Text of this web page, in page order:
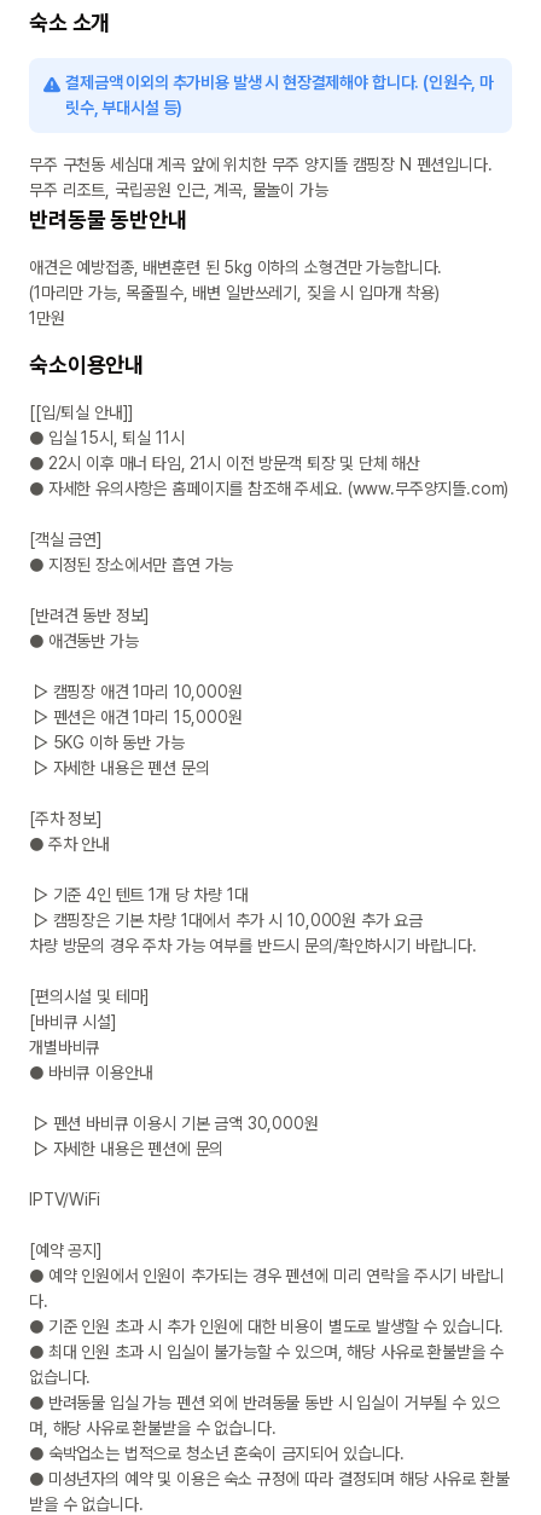
숙소 소개
결제금액 이외의 추가비용 발생 시 현장결제해야 합니다. (인원수, 마
릿수, 부대시설 등)
무주 구천동 세심대 계곡 앞에 위치한 무주 양지뜰 캠핑장 N 펜션입니다.
무주 리조트, 국립공원 인근, 계곡, 물놀이 가능
반려동물 동반안내
애견은 예방접종, 배변훈련 된 5kg 이하의 소형견만 가능합니다.
(1마리만 가능, 목줄필수, 배변 일반쓰레기, 짖을 시 입마개 착용)
1만원
숙소이용안내
[[입/퇴실 안내]]
● 입실 15시, 퇴실 11시
● 22시 이후 매너 타임, 21시 이전 방문객 퇴장 및 단체 해산
● 자세한 유의사항은 홈페이지를 참조해 주세요. (www.무주양지뜰.com)
[객실 금연]
● 지정된 장소에서만 흡연 가능
[반려견 동반 정보]
● 애견동반 가능
[주차 정보]
● 주차 안내
차량 방문의 경우 주차 가능 여부를 반드시 문의/확인하시기 바랍니다.
[편의시설 및 테마]
[바비큐 시설]
개별바비큐
● 바비큐 이용안내
IPTV/WiFi
[예약 공지]
● 예약 인원에서 인원이 추가되는 경우 펜션에 미리 연락을 주시기 바랍니
다.
● 기준 인원 초과 시 추가 인원에 대한 비용이 별도로 발생할 수 있습니다.
● 최대 인원 초과 시 입실이 불가능할 수 있으며, 해당 사유로 환불받을 수
없습니다.
● 반려동물 입실 가능 펜션 외에 반려동물 동반 시 입실이 거부될 수 있으
며, 해당 사유로 환불받을 수 없습니다.
● 숙박업소는 법적으로 청소년 혼숙이 금지되어 있습니다.
● 미성년자의 예약 및 이용은 숙소 규정에 따라 결정되며 해당 사유로 환불
받을 수 없습니다.